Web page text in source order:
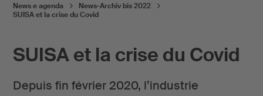
SUISA et la crise du Covid
Depuis fin février 2020, l’industrie
News e agenda
News-Archiv bis 2022
SUISA et la crise du Covid